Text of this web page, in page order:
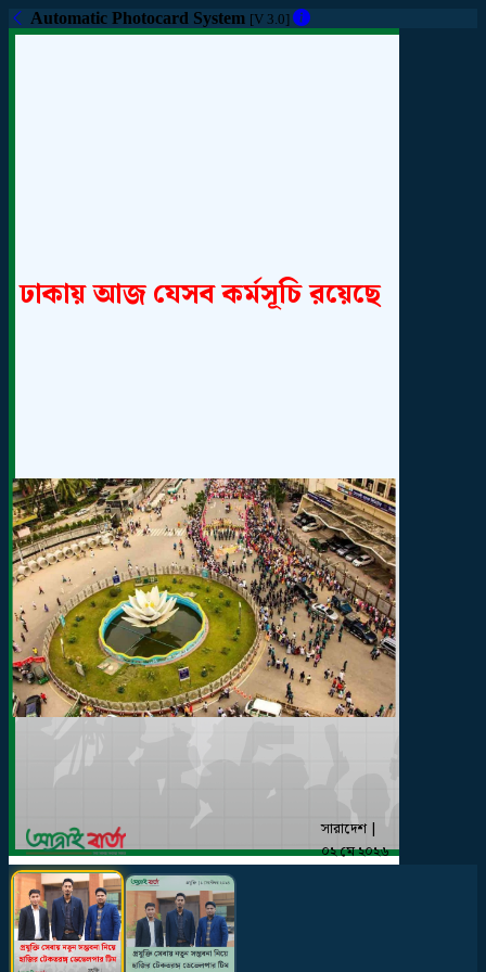
Automatic Photocard System [V 3.0]
সারাদেশ|
০২ মে ২০২৬
ঢাকায় আজ যেসব কর্মসূচি রয়েছে